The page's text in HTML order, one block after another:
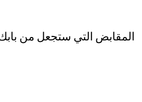
المقابض التي ستجعل من